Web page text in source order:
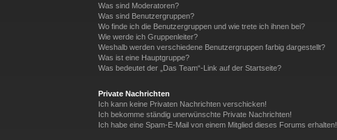
Was sind Moderatoren?
Was sind Benutzergruppen?
Wo finde ich die Benutzergruppen und wie trete ich ihnen bei?
Wie werde ich Gruppenleiter?
Weshalb werden verschiedene Benutzergruppen farbig dargestellt?
Was ist eine Hauptgruppe?
Was bedeutet der „Das Team“-Link auf der Startseite?
Private Nachrichten
Ich kann keine Privaten Nachrichten verschicken!
Ich bekomme ständig unerwünschte Private Nachrichten!
Ich habe eine Spam-E-Mail von einem Mitglied dieses Forums erhalten!